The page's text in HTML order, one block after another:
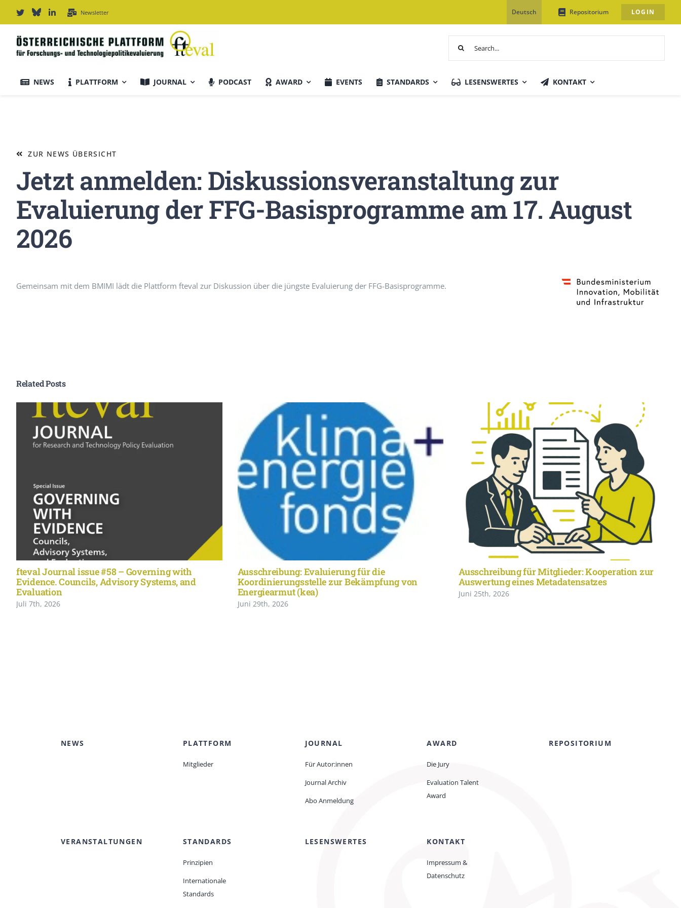
Inhalt
springen
Newsletter Deutsch Repositorium LOGIN
NEWS PLATTFORM JOURNAL
Für Autor:innen
Editorial Board
Peer Review Policy
Abo Anmeldung
PODCAST AWARD EVENTS STANDARDS LESENSWERTES KONTAKT
ZUR NEWS ÜBERSICHT
Jetzt anmelden: Diskussionsveranstaltung zur
Evaluierung der FFG-Basisprogramme am 17. August
2026
Gemeinsam mit dem BMIMI lädt die Plattform fteval zur Diskussion über die jüngste Evaluierung der FFG-Basisprogramme.
Related Posts
fteval Journal issue #58 – Governing with
Evidence. Councils, Advisory Systems, and
Evaluation
Juli 7th, 2026
Ausschreibung: Evaluierung für die
Koordinierungsstelle zur Bekämpfung von
Energiearmut (kea)
Juni 29th, 2026
Ausschreibung für Mitglieder: Kooperation zur
Auswertung eines Metadatensatzes
Juni 25th, 2026
NEWS PLATTFORM
Mitglieder
JOURNAL
Für Autor:innen
Journal Archiv
Abo Anmeldung
AWARD
Die Jury
Evaluation Talent
Award
REPOSITORIUM
VERANSTALTUNGEN STANDARDS
Prinzipien
Internationale
Standards
LESENSWERTES KONTAKT
Impressum &
Datenschutz